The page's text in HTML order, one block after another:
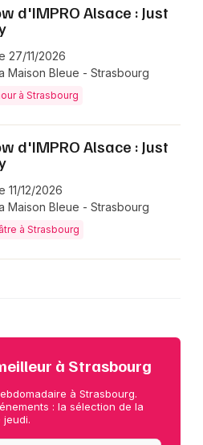
d'IMPRO Alsace : Just
27/11/2026
Maison Bleue - Strasbourg
à Strasbourg
d'IMPRO Alsace : Just
11/12/2026
Maison Bleue - Strasbourg
à Strasbourg
à Strasbourg
à Strasbourg.
: la sélection de la
jeudi.